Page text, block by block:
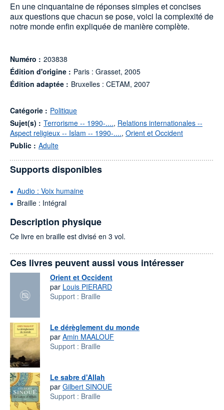
En une cinquantaine de réponses simples et concises
aux questions que chacun se pose, voici la complexité de
notre monde enfin expliquée de manière complète.
Numéro : 203838
Édition d'origine : Paris : Grasset, 2005
Édition adaptée : Bruxelles : CETAM, 2007
Catégorie : Politique
Sujet(s) : Terrorisme -- 1990-...., Relations internationales --
Aspect religieux -- Islam -- 1990-...., Orient et Occident
Public : Adulte
Supports disponibles
Audio : Voix humaine
Braille : Intégral
Description physique
Ce livre en braille est divisé en 3 vol.
Ces livres peuvent aussi vous intéresser
Orient et Occident
par Louis PIERARD
Support : Braille
Le dérèglement du monde
par Amin MAALOUF
Support : Braille
Le sabre d'Allah
par Gilbert SINOUE
Support : Braille